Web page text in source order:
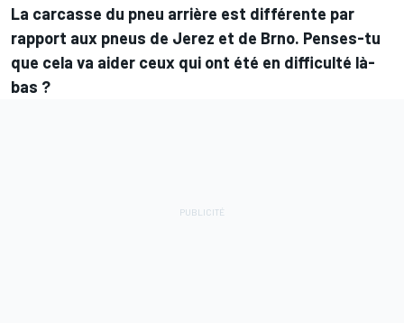
La carcasse du pneu arrière est différente par
rapport aux pneus de Jerez et de Brno. Penses-tu
que cela va aider ceux qui ont été en difficulté là-
bas ?